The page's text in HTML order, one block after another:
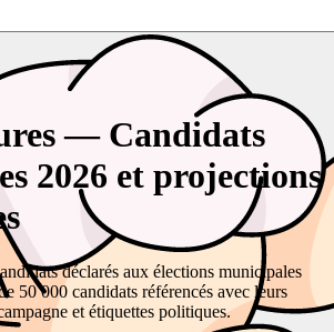
— Candidats
2026 et projections
déclarés aux élections municipales
50 000 candidats référencés avec leurs
et étiquettes politiques.